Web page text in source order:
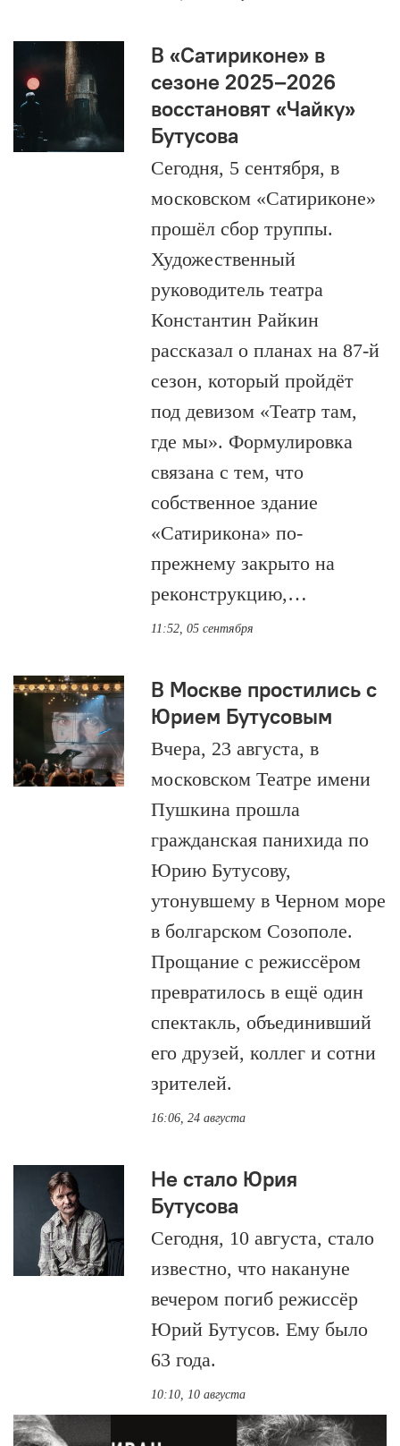
В «Сатириконе» в
сезоне 2025–2026
восстановят «Чайку»
Бутусова
Сегодня, 5 сентября, в
московском «Сатириконе»
прошёл сбор труппы.
Художественный
руководитель театра
Константин Райкин
рассказал о планах на 87-й
сезон, который пройдёт
под девизом «Театр там,
где мы». Формулировка
связана с тем, что
собственное здание
«Сатирикона» по-
прежнему закрыто на
реконструкцию,…
11:52, 05 сентября
В Москве простились с
Юрием Бутусовым
Вчера, 23 августа, в
московском Театре имени
Пушкина прошла
гражданская панихида по
Юрию Бутусову,
утонувшему в Черном море
в болгарском Созополе.
Прощание с режиссёром
превратилось в ещё один
спектакль, объединивший
его друзей, коллег и сотни
зрителей.
16:06, 24 августа
Не стало Юрия
Бутусова
Сегодня, 10 августа, стало
известно, что накануне
вечером погиб режиссёр
Юрий Бутусов. Ему было
63 года.
10:10, 10 августа